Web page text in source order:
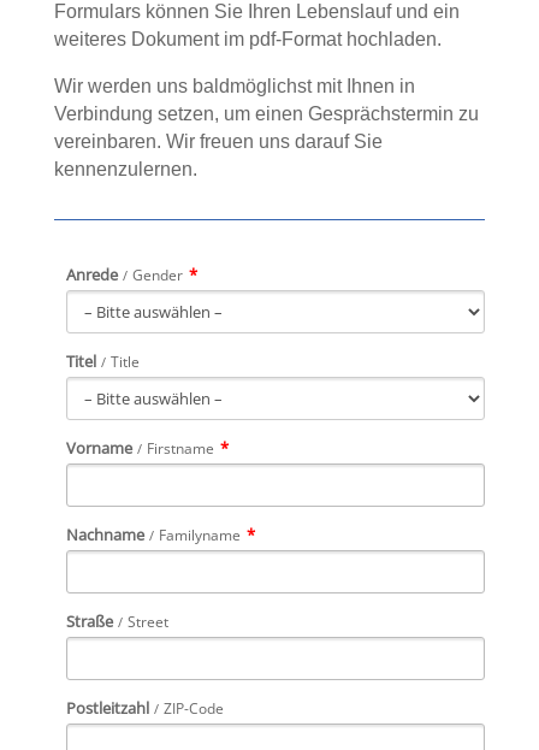
Formulars können Sie Ihren Lebenslauf und ein
weiteres Dokument im pdf-Format hochladen.
Wir werden uns baldmöglichst mit Ihnen in
Verbindung setzen, um einen Gesprächstermin zu
vereinbaren. Wir freuen uns darauf Sie
kennenzulernen.
Anrede Gender *
Titel Title
Vorname Firstname *
Nachname Familyname *
Straße Street
Postleitzahl ZIP-Code